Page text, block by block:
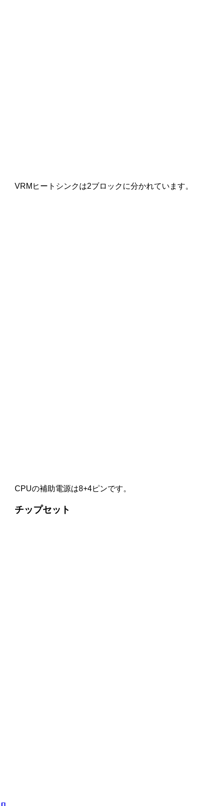
VRMヒートシンクは2ブロックに分かれています。
CPUの補助電源は8+4ピンです。
チップセット